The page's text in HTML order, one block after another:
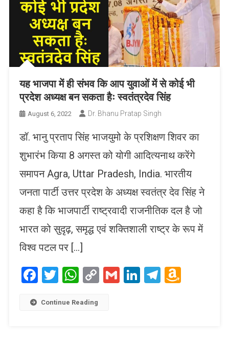
यह भाजपा में ही संभव कि आप युवाओं में से कोई भी
प्रदेश अध्यक्ष बन सकता हैः स्वतंत्रदेव सिंह
August 6, 2022 Dr. Bhanu Pratap Singh
डॉ. भानु प्रताप सिंह भाजयुमो के प्रशिक्षण शिवर का
शुभारंभ किया 8 अगस्त को योगी आदित्यनाथ करेंगे
समापन Agra, Uttar Pradesh, India. भारतीय
जनता पार्टी उत्तर प्रदेश के अध्यक्ष स्वतंत्र देव सिंह ने
कहा है कि भाजपार्टी राष्ट्रवादी राजनीतिक दल है जो
भारत को सुदृढ़, समृद्ध एवं शक्तिशाली राष्ट्र के रूप में
विश्व पटल पर […]
Facebook
Twitter
WhatsApp
CopyGmailLinkedIn
Telegram
Continue Reading